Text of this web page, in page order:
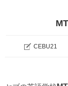
CEBU21